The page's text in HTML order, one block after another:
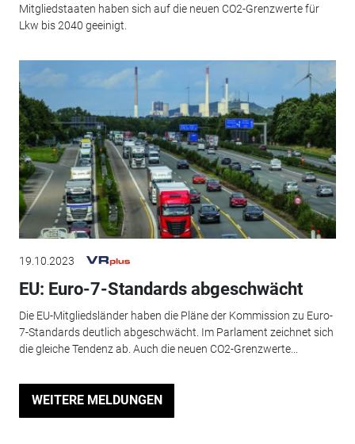
Mitgliedstaaten haben sich auf die neuen CO2-Grenzwerte für
Lkw bis 2040 geeinigt.
19.10.2023
EU: Euro-7-Standards abgeschwächt
Die EU-Mitgliedsländer haben die Pläne der Kommission zu Euro-
7-Standards deutlich abgeschwächt. Im Parlament zeichnet sich
die gleiche Tendenz ab. Auch die neuen CO2-Grenzwerte...
WEITERE MELDUNGEN